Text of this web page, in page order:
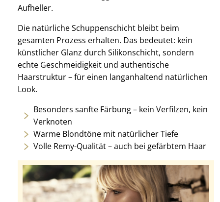
Aufheller.
Die natürliche Schuppenschicht bleibt beim
gesamten Prozess erhalten. Das bedeutet: kein
künstlicher Glanz durch Silikonschicht, sondern
echte Geschmeidigkeit und authentische
Haarstruktur – für einen langanhaltend natürlichen
Look.
Besonders sanfte Färbung – kein Verfilzen, kein
Verknoten
Warme Blondtöne mit natürlicher Tiefe
Volle Remy-Qualität – auch bei gefärbtem Haar